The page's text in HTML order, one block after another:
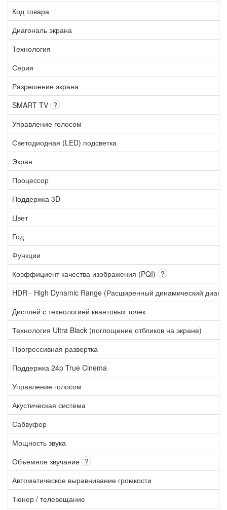
Код товара
Диагональ экрана
Технология
Серия
Разрешение экрана
SMART TV ?
Управление голосом
Светодиодная (LED) подсветка
Экран
Процессор
Поддержка 3D
Цвет
Год
Функции
Коэффициент качества изображения (PQI) ?
HDR - High Dynamic Range (Расширенный динамический
Дисплей с технологией квантовых точек
Технология Ultra Black (поглощение отбликов на экране)
Прогрессивная развертка
Поддержка 24p True Cinema
Управление голосом
Акустическая система
Сабвуфер
Мощность звука
Объемное звучание ?
Автоматическое выравнивание громкости
Тюнер / телевещание